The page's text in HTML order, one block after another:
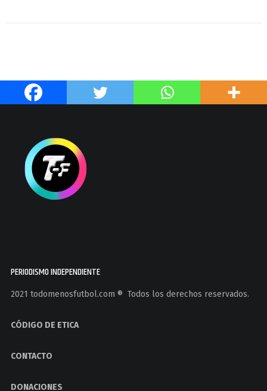
PERIODISMO INDEPENDIENTE
2021 todomenosfutbol.com ®️ Todos los derechos reservados.
CÓDIGO DE ETICA
CONTACTO
DONACIONES